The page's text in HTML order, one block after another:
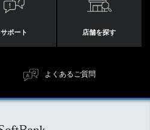
サポート 店舗を探す
よくあるご質問